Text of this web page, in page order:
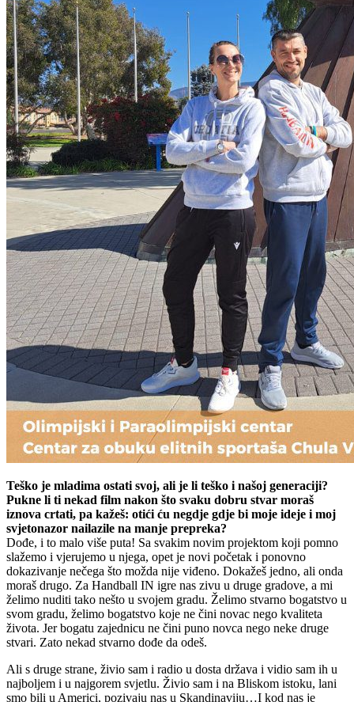
Teško je mladima ostati svoj, ali je li teško i našoj generaciji?
Pukne li ti nekad film nakon što svaku dobru stvar moraš
iznova crtati, pa kažeš: otići ću negdje gdje bi moje ideje i moj
svjetonazor nailazile na manje prepreka?
Dođe, i to malo više puta! Sa svakim novim projektom koji pomno
slažemo i vjerujemo u njega, opet je novi početak i ponovno
dokazivanje nečega što možda nije viđeno. Dokažeš jedno, ali onda
moraš drugo. Za Handball IN igre nas zivu u druge gradove, a mi
želimo nuditi tako nešto u svojem gradu. Želimo stvarno bogatstvo u
svom gradu, želimo bogatstvo koje ne čini novac nego kvaliteta
života. Jer bogatu zajednicu ne čini puno novca nego neke druge
stvari. Zato nekad stvarno dođe da odeš.
Ali s druge strane, živio sam i radio u dosta država i vidio sam ih u
najboljem i u najgorem svjetlu. Živio sam i na Bliskom istoku, lani
smo bili u Americi, pozivaju nas u Skandinaviju…I kod nas je